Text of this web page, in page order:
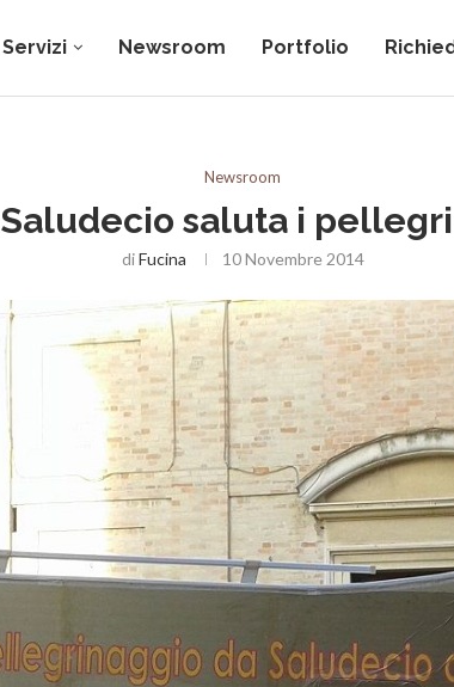
Servizi Newsroom Portfolio
Newsroom
Saludecio saluta i
diFucina 10 Novembre 2014